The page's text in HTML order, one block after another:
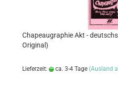
Chapeaugraphie Akt -
Original)
Lieferzeit: ca. 3-4 Tage (Ausland